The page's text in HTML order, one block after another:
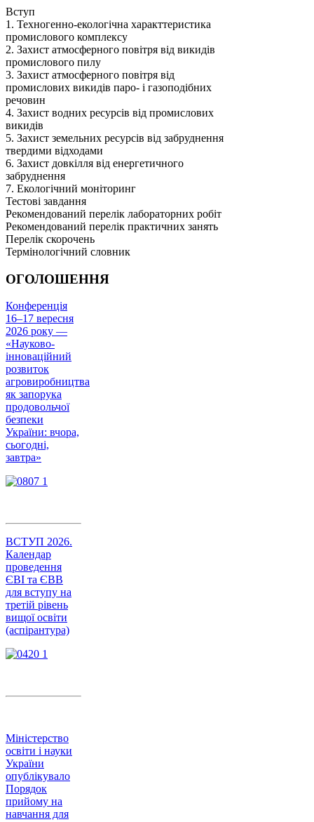
Вступ
1. Техногенно-екологічна характтеристика
промислового комплексу
2. Захист атмосферного повітря від викидів
промислового пилу
3. Захист атмосферного повітря від
промислових викидів паро- і газоподібних
речовин
4. Захист водних ресурсів від промислових
викидів
5. Захист земельних ресурсів від забруднення
твердими відходами
6. Захист довкілля від енергетичного
забруднення
7. Екологічний моніторинг
Тестові завдання
Рекомендований перелік лабораторних робіт
Рекомендований перелік практичних занять
Перелік скорочень
Термінологічний словник
ОГОЛОШЕННЯ
Конференція
16–17 вересня
2026 року —
«Науково-
інноваційний
розвиток
агровиробництва
як запорука
продовольчої
безпеки
України: вчора,
сьогодні,
завтра»
ВСТУП 2026.
Календар
проведення
ЄВІ та ЄВВ
для вступу на
третій рівень
вищої освіти
(аспірантура)
Міністерство
освіти і науки
України
опублікувало
Порядок
прийому на
навчання для